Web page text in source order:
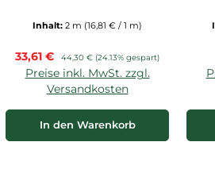
Inhalt: 2 m (16,81 € / 1 m)
Verkaufspreis:
33,61 € Regulärer Preis:
44,30 € (24.13% gespart)
Preise inkl. MwSt. zzgl.
Versandkosten
In den Warenkorb